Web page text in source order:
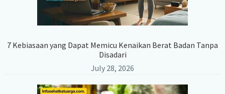
7 Kebiasaan yang Dapat Memicu Kenaikan Berat Badan Tanpa
Disadari
July 28, 2026